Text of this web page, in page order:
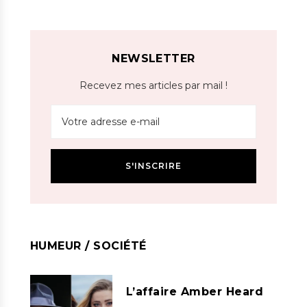
NEWSLETTER
Recevez mes articles par mail !
HUMEUR / SOCIÉTÉ
L’affaire Amber Heard